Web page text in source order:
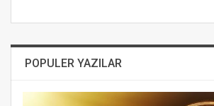
POPULER YAZILAR